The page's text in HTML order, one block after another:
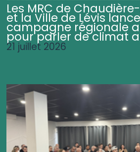
Les MRC de
et la Ville de Lévis
campagne régionale
pour parler de climat
21 juillet 2026